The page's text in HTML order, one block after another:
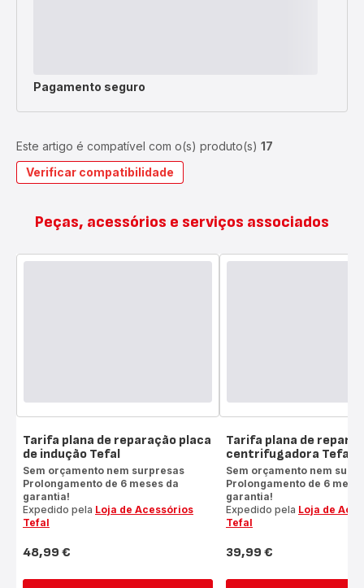
Pagamento seguro
Este artigo é compatível com o(s) produto(s) 17
Verificar compatibilidade
Peças, acessórios e serviços associados
Tarifa plana de reparação placa
de indução Tefal
Sem orçamento nem surpresas
Prolongamento de 6 meses da
garantia!
Expedido pela Loja de Acessórios
Tefal
Preço
48,99 €
Tarifa plana de
centrifugadora Tefal
Sem orçamento nem
Prolongamento de 6
garantia!
Expedido pela Loja de
Tefal
Preço
39,99 €